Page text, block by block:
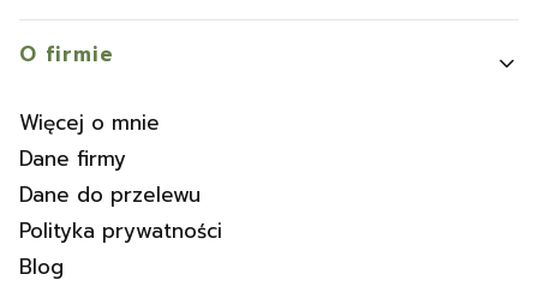
O firmie
Więcej o mnie
Dane firmy
Dane do przelewu
Polityka prywatności
Blog